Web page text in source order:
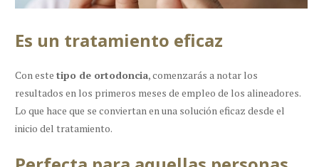
Es un tratamiento eficaz
Con este tipo de ortodoncia, comenzarás a notar los
resultados en los primeros meses de empleo de los alineadores.
Lo que hace que se conviertan en una solución eficaz desde el
inicio del tratamiento.